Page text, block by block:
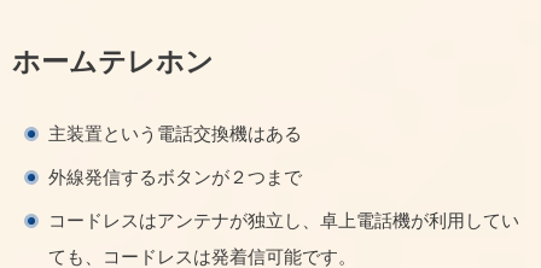
ホームテレホン
主装置という電話交換機はある
外線発信するボタンが２つまで
コードレスはアンテナが独立し、卓上電話機が利用してい
ても、コードレスは発着信可能です。